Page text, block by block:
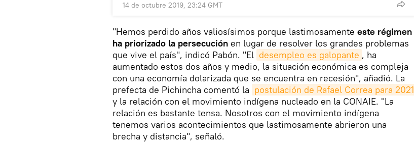
14 de octubre 2019, 23:24 GMT
"Hemos perdido años valiosísimos porque lastimosamente este régimen
ha priorizado la persecución en lugar de resolver los grandes problemas
que vive el país", indicó Pabón. "El desempleo es galopante , ha
aumentado estos dos años y medio, la situación económica es compleja
con una economía dolarizada que se encuentra en recesión", añadió. La
prefecta de Pichincha comentó la postulación de Rafael Correa para 2021
y la relación con el movimiento indígena nucleado en la CONAIE. "La
relación es bastante tensa. Nosotros con el movimiento indígena
tenemos varios acontecimientos que lastimosamente abrieron una
brecha y distancia", señaló.